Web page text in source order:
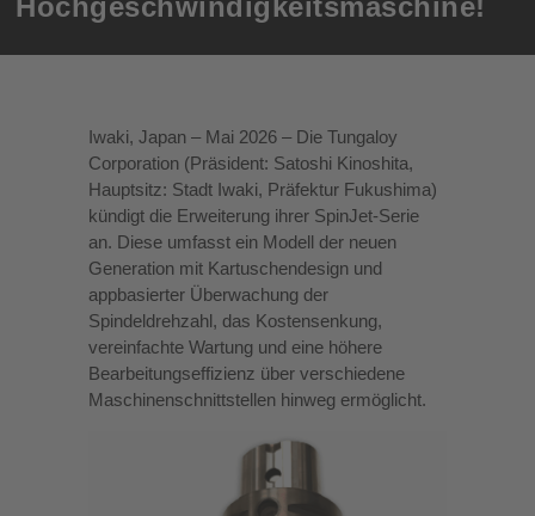
Hochgeschwindigkeitsmaschine!
Iwaki, Japan – Mai 2026 – Die Tungaloy
Corporation (Präsident: Satoshi Kinoshita,
Hauptsitz: Stadt Iwaki, Präfektur Fukushima)
kündigt die Erweiterung ihrer SpinJet-Serie
an. Diese umfasst ein Modell der neuen
Generation mit Kartuschendesign und
appbasierter Überwachung der
Spindeldrehzahl, das Kostensenkung,
vereinfachte Wartung und eine höhere
Bearbeitungseffizienz über verschiedene
Maschinenschnittstellen hinweg ermöglicht.